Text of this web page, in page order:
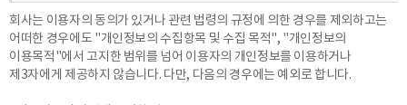
회사는 이용자의 동의가 있거나 관련 법령의 규정에 의한 경우를 제외하고는
어떠한 경우에도 "개인정보의 수집항목 및 수집 목적", "개인정보의
이용목적"에서 고지한 범위를 넘어 이용자의 개인정보를 이용하거나
제3자에게 제공하지 않습니다. 다만, 다음의 경우에는 예외로 합니다.
바로 예약하기